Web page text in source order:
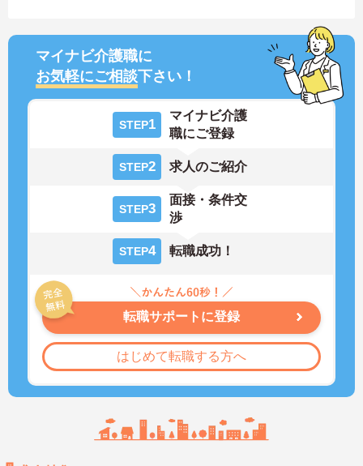
マイナビ介護職に
お気軽にご相談下さい！
STEP1
マイナビ介護
職にご登録
STEP2 求人のご紹介
STEP3
面接・条件交
渉
STEP4 転職成功！
転職サポートに登録
はじめて転職する方へ